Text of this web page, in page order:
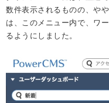
数件表示されるものの、や
は、このメニュー内で、ワ
るようにしました。